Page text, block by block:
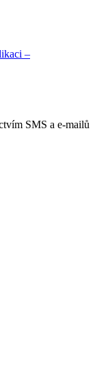
–
SMS a e-mailů